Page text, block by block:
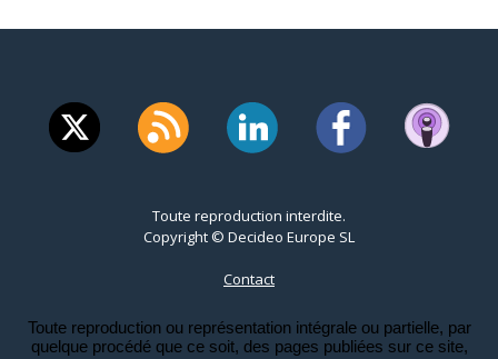
Toute reproduction interdite.
Copyright © Decideo Europe SL
Contact
Toute reproduction ou représentation intégrale ou partielle, par
quelque procédé que ce soit, des pages publiées sur ce site,